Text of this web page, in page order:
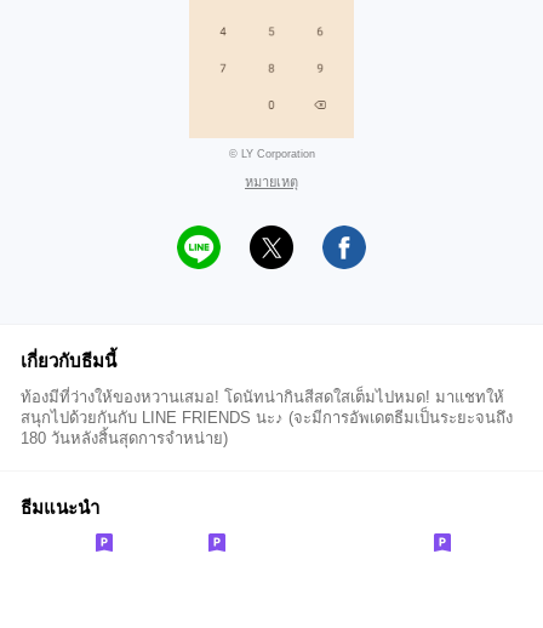
© LY Corporation
หมายเหตุ
เกี่ยวกับธีมนี้
ท้องมีที่ว่างให้ของหวานเสมอ! โดนัทน่ากินสีสดใสเต็มไปหมด! มาแชทให้
สนุกไปด้วยกันกับ LINE FRIENDS นะ♪ (จะมีการอัพเดตธีมเป็นระยะจนถึง
180 วันหลังสิ้นสุดการจำหน่าย)
ธีมแนะนำ